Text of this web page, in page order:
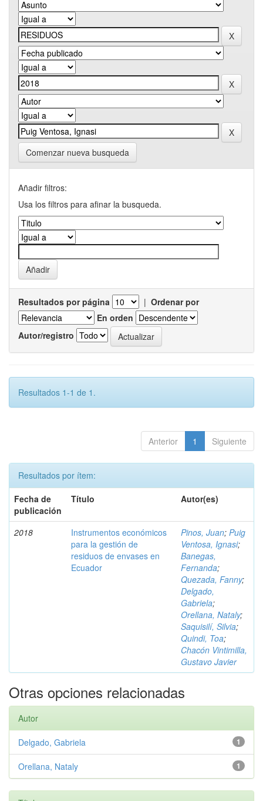
Comenzar nueva busqueda
Añadir filtros:
Usa los filtros para afinar la busqueda.
Resultados por página | Ordenar por
En orden
Autor/registro
Resultados 1-1 de 1.
Anterior 1 Siguiente
Resultados por ítem:
Fecha de
publicación
Título Autor(es)
2018
Instrumentos económicos
para la gestión de
residuos de envases en
Ecuador
Pinos, Juan; Puig
Ventosa, Ignasi;
Banegas,
Fernanda;
Quezada, Fanny;
Delgado,
Gabriela;
Orellana, Nataly;
Saquisilí, Silvia;
Quindi, Toa;
Chacón Vintimilla,
Gustavo Javier
Otras opciones relacionadas
Autor
1
Delgado, Gabriela
1
Orellana, Nataly